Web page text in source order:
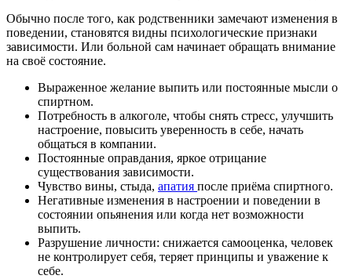
Обычно после того, как родственники замечают изменения в
поведении, становятся видны психологические признаки
зависимости. Или больной сам начинает обращать внимание
на своё состояние.
Выраженное желание выпить или постоянные мысли о
спиртном.
Потребность в алкоголе, чтобы снять стресс, улучшить
настроение, повысить уверенность в себе, начать
общаться в компании.
Постоянные оправдания, яркое отрицание
существования зависимости.
Чувство вины, стыда, апатия после приёма спиртного.
Негативные изменения в настроении и поведении в
состоянии опьянения или когда нет возможности
выпить.
Разрушение личности: снижается самооценка, человек
не контролирует себя, теряет принципы и уважение к
себе.